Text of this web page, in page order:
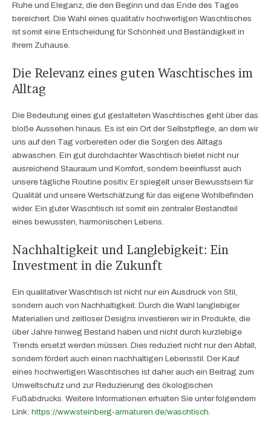
Ruhe und Eleganz, die den Beginn und das Ende des Tages
bereichert. Die Wahl eines qualitativ hochwertigen Waschtisches
ist somit eine Entscheidung für Schönheit und Beständigkeit in
Ihrem Zuhause.
Die Relevanz eines guten Waschtisches im
Alltag
Die Bedeutung eines gut gestalteten Waschtisches geht über das
bloße Aussehen hinaus. Es ist ein Ort der Selbstpflege, an dem wir
uns auf den Tag vorbereiten oder die Sorgen des Alltags
abwaschen. Ein gut durchdachter Waschtisch bietet nicht nur
ausreichend Stauraum und Komfort, sondern beeinflusst auch
unsere tägliche Routine positiv. Er spiegelt unser Bewusstsein für
Qualität und unsere Wertschätzung für das eigene Wohlbefinden
wider. Ein guter Waschtisch ist somit ein zentraler Bestandteil
eines bewussten, harmonischen Lebens.
Nachhaltigkeit und Langlebigkeit: Ein
Investment in die Zukunft
Ein qualitativer Waschtisch ist nicht nur ein Ausdruck von Stil,
sondern auch von Nachhaltigkeit. Durch die Wahl langlebiger
Materialien und zeitloser Designs investieren wir in Produkte, die
über Jahre hinweg Bestand haben und nicht durch kurzlebige
Trends ersetzt werden müssen. Dies reduziert nicht nur den Abfall,
sondern fördert auch einen nachhaltigen Lebensstil. Der Kauf
eines hochwertigen Waschtisches ist daher auch ein Beitrag zum
Umweltschutz und zur Reduzierung des ökologischen
Fußabdrucks. Weitere Informationen erhalten Sie unter folgendem
Link: https://www.steinberg-armaturen.de/waschtisch